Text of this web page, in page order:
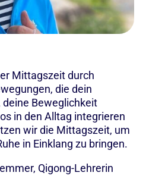
Mittagszeit durch
die dein
Beweglichkeit
in den Alltag integrieren
wir die Mittagszeit, um
in Einklang zu bringen.
Qigong-Lehrerin